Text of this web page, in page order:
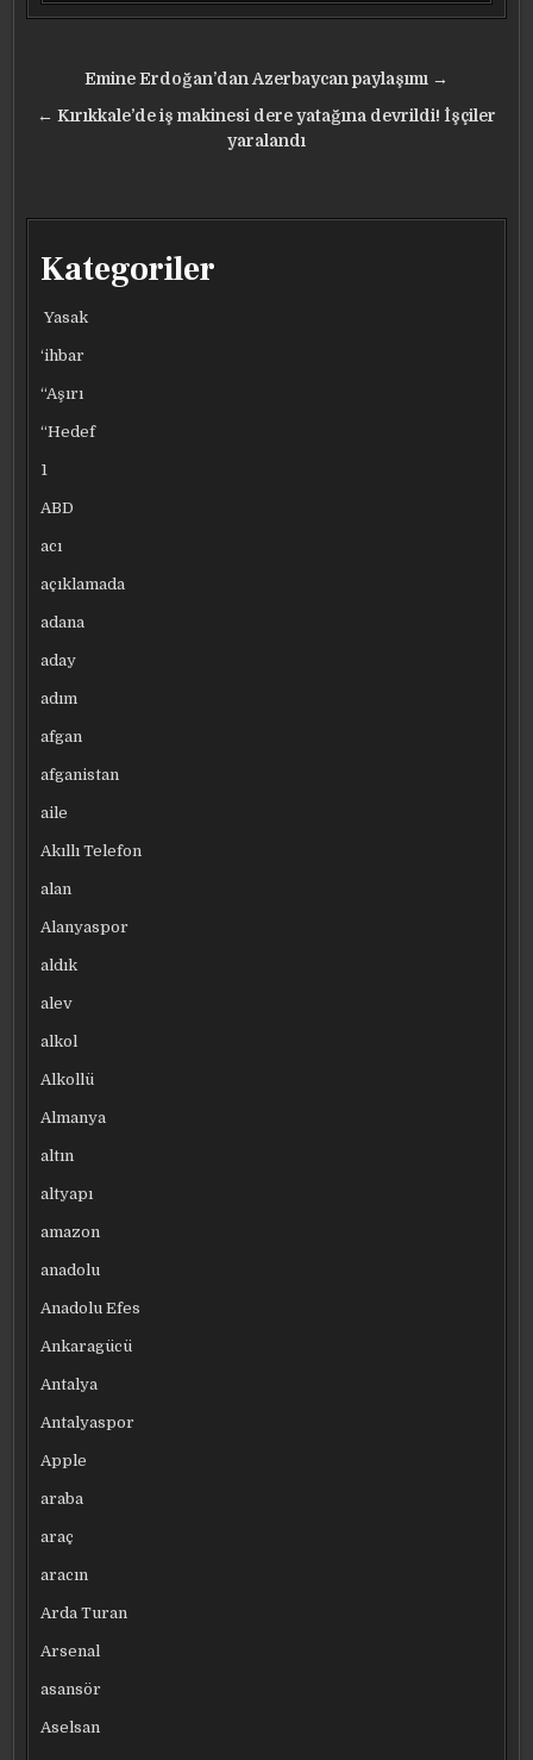
Yazı
gezinmesi
Emine Erdoğan’dan Azerbaycan paylaşımı →
← Kırıkkale’de iş makinesi dere yatağına devrildi! İşçiler
yaralandı
Kategoriler
Yasak
‘ihbar
“Aşırı
“Hedef
1
ABD
acı
açıklamada
adana
aday
adım
afgan
afganistan
aile
Akıllı Telefon
alan
Alanyaspor
aldık
alev
alkol
Alkollü
Almanya
altın
altyapı
amazon
anadolu
Anadolu Efes
Ankaragücü
Antalya
Antalyaspor
Apple
araba
araç
aracın
Arda Turan
Arsenal
asansör
Aselsan